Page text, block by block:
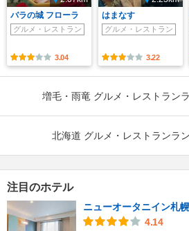
バラの城 フローラ
グルメ・レストラン
3.04
はまなす
グルメ・レストラン
3.22
増毛・雨竜 グルメ・レストラン
北海道 グルメ・レストランラ
注目のホテル
ニューオータニイン札幌
4.14